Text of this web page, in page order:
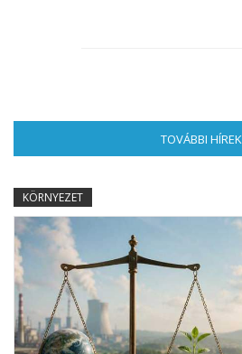
TOVÁBBI HÍREK
KÖRNYEZET